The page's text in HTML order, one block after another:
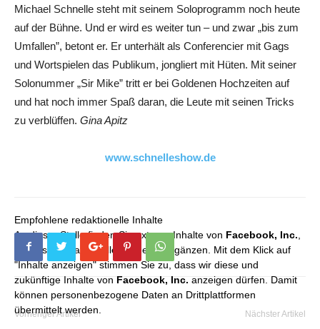
Michael Schnelle steht mit seinem Soloprogramm noch heute
auf der Bühne. Und er wird es weiter tun – und zwar „bis zum
Umfallen”, betont er. Er unterhält als Conferencier mit Gags
und Wortspielen das Publikum, jongliert mit Hüten. Mit seiner
Solonummer „Sir Mike” tritt er bei Goldenen Hochzeiten auf
und hat noch immer Spaß daran, die Leute mit seinen Tricks
zu verblüffen. Gina Apitz
www.schnelleshow.de
Empfohlene redaktionelle Inhalte
An dieser Stelle finden Sie externe Inhalte von Facebook, Inc.
die unser redaktionelles Angebot ergänzen. Mit dem Klick auf
"Inhalte anzeigen" stimmen Sie zu, dass wir diese und
zukünftige Inhalte von Facebook, Inc. anzeigen dürfen. Damit
können personenbezogene Daten an Drittplattformen
übermittelt werden.
Vorheriger Artikel Nächster Artikel